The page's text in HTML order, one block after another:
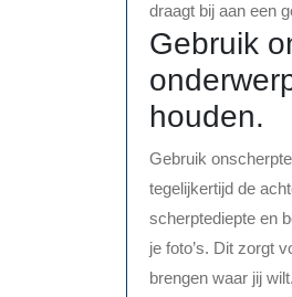
draagt bij aan een
Gebruik
houden.
Gebruik
tegelijkertijd de
scherptediepte en
je foto’s. Dit zorgt
brengen waar jij